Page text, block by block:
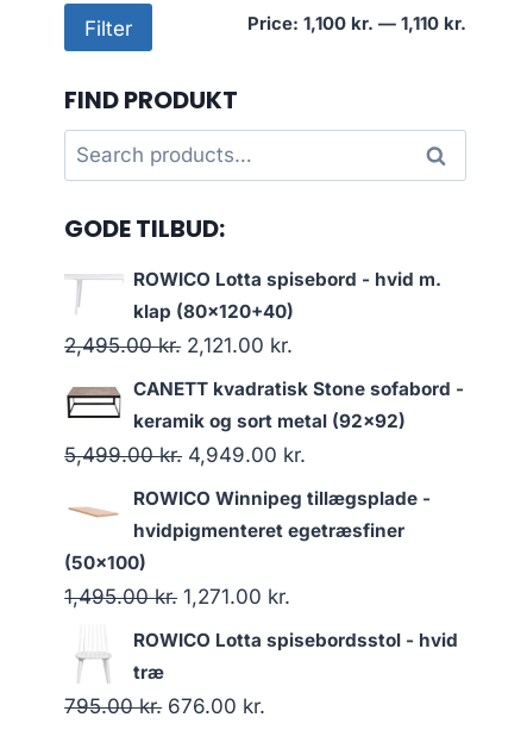
Min
Max
Filter Price: 1,100 kr. — 1,110 kr.
FIND PRODUKT
Search
for:
Search
GODE TILBUD:
ROWICO Lotta spisebord - hvid m.
klap (80x120+40)
2,495.00kr. 2,121.00 kr.
CANETT kvadratisk Stone sofabord -
keramik og sort metal (92x92)
5,499.00kr. 4,949.00 kr.
ROWICO Winnipeg tillægsplade -
hvidpigmenteret egetræsfiner
(50x100)
1,495.00kr. 1,271.00 kr.
ROWICO Lotta spisebordsstol - hvid
træ
795.00kr. 676.00 kr.